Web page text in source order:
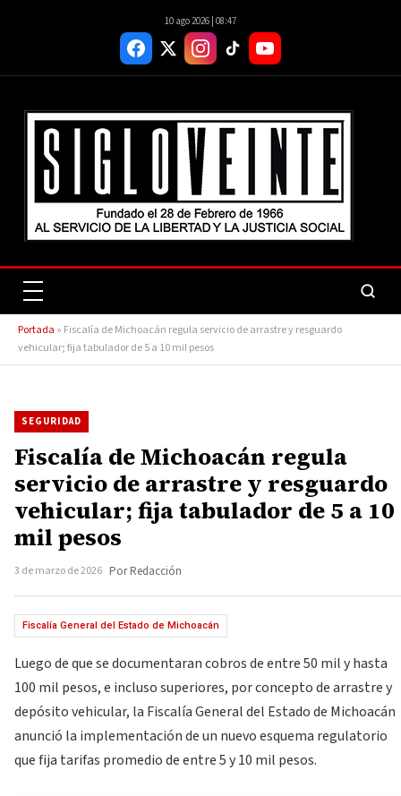
10 ago 2026 | 08:47
Portada » Fiscalía de Michoacán regula servicio de arrastre y resguardo
vehicular; fija tabulador de 5 a 10 mil pesos
SEGURIDAD
Fiscalía de Michoacán regula
servicio de arrastre y resguardo
vehicular; fija tabulador de 5 a 10
mil pesos
3 de marzo de 2026 Por Redacción
Fiscalía General del Estado de Michoacán
Luego de que se documentaran cobros de entre 50 mil y hasta
100 mil pesos, e incluso superiores, por concepto de arrastre y
depósito vehicular, la Fiscalía General del Estado de Michoacán
anunció la implementación de un nuevo esquema regulatorio
que fija tarifas promedio de entre 5 y 10 mil pesos.